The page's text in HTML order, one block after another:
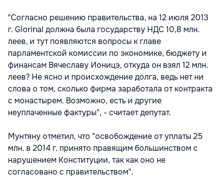
"Согласно решению правительства, на 12 июля 2013
г. Glorinal должна была государству НДС 10,8 млн.
леев, и тут появляются вопросы к главе
парламентской комиссии по экономике, бюджету и
финансам Вячеславу Ионицэ, откуда он взял 12 млн.
леев? Не ясно и происхождение долга, ведь нет ни
слова о том, сколько фирма заработала от контракта
с монастырем. Возможно, есть и другие
неуплаченные фактуры", - считает депутат.
Мунтяну отметил, что "освобождение от уплаты 25
млн. в 2014 г. принято правящим большинством с
нарушением Конституции, так как оно не
согласовано с правительством".